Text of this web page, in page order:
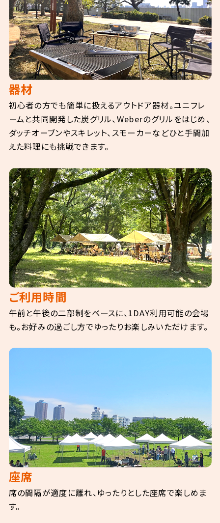
器材
初心者の方でも簡単に扱えるアウトドア器材。ユニフレ
ームと共同開発した炭グリル、Weberのグリルをはじめ、
ダッチオーブンやスキレット、スモーカーなどひと手間加
えた料理にも挑戦できます。
ご利用時間
午前と午後の二部制をベースに、1DAY利用可能の会場
も。お好みの過ごし方でゆったりお楽しみいただけます。
座席
席の間隔が適度に離れ、ゆったりとした座席で楽しめま
す。